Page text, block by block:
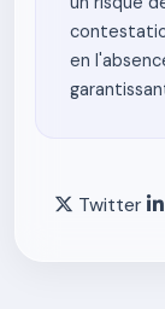
en
Twitter